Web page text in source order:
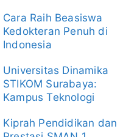
Cara Raih Beasiswa
Kedokteran Penuh di
Indonesia
Universitas Dinamika
STIKOM Surabaya:
Kampus Teknologi
Kiprah Pendidikan dan